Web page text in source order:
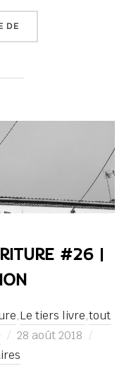
DE« TOUT UN ÉTÉ
#26 |
,Le tiers livre,tout
Publié
le
28 août 2018